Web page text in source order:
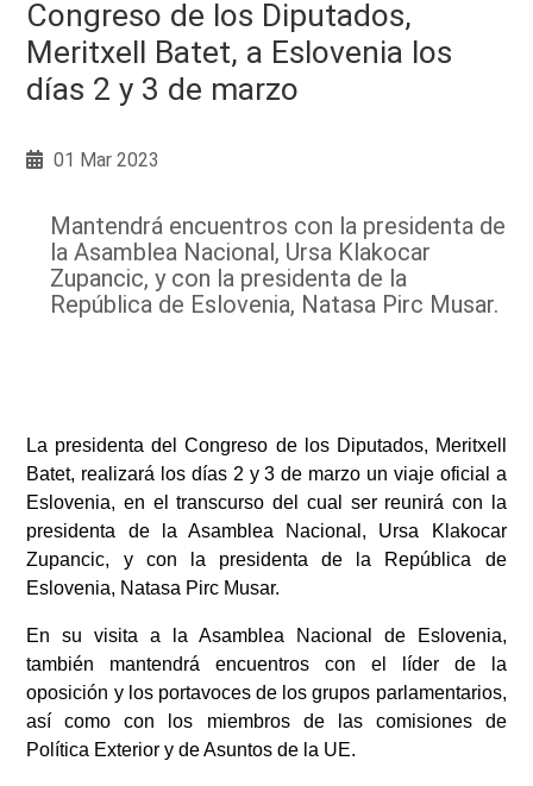
Congreso de los Diputados,
Meritxell Batet, a Eslovenia los
días 2 y 3 de marzo
01 Mar 2023
Mantendrá encuentros con la presidenta de
la Asamblea Nacional, Ursa Klakocar
Zupancic, y con la presidenta de la
República de Eslovenia, Natasa Pirc Musar.
La presidenta del Congreso de los Diputados, Meritxell
Batet, realizará los días 2 y 3 de marzo un viaje oficial a
Eslovenia, en el transcurso del cual ser reunirá con la
presidenta de la Asamblea Nacional, Ursa Klakocar
Zupancic, y con la presidenta de la República de
Eslovenia, Natasa Pirc Musar.
En su visita a la Asamblea Nacional de Eslovenia,
también mantendrá encuentros con el líder de la
oposición y los portavoces de los grupos parlamentarios,
así como con los miembros de las comisiones de
Política Exterior y de Asuntos de la UE.